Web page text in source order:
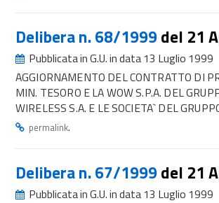
Delibera n. 68/1999del 21
Pubblicata in G.U. in data 13 Luglio 1999
AGGIORNAMENTO DEL CONTRATTO DI
MIN. TESORO E LA WOW S.P.A. DEL
WIRELESS S.A. E LE SOCIETA` DEL
permalink.
Delibera n. 67/1999del 21
Pubblicata in G.U. in data 13 Luglio 1999